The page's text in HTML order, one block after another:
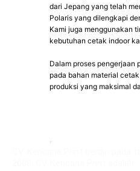
dari Jepang yang telah
Polaris yang dilengkapi
Kami juga menggunakan
kebutuhan cetak indoor
Dalam proses pengerjaan
pada bahan material
produksi yang maksimal
PRODUKSI BERJALAN